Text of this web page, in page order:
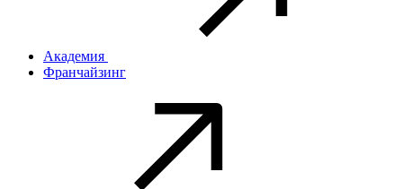
Академия
Франчайзинг